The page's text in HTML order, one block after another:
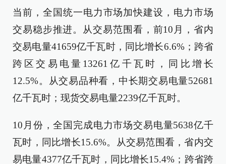
当前，全国统一电力市场加快建设，电力市场
交易稳步推进。从交易范围看，前10月，省内
交易电量41659亿千瓦时，同比增长6.6%；跨省
跨区交易电量13261亿千瓦时，同比增长
12.5%。从交易品种看，中长期交易电量52681
亿千瓦时；现货交易电量2239亿千瓦时。
10月份，全国完成电力市场交易电量5638亿千
瓦时，同比增长15.6%。从交易范围看，省内交
易电量4377亿千瓦时，同比增长15.4%；跨省跨